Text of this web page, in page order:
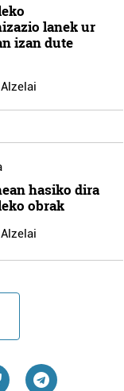
lanek ur
izan dute
hasiko dira
obrak